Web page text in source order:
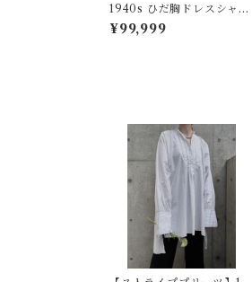
1940s ひだ胸ドレスシャツ
フランスヴィンテージ
¥99,999